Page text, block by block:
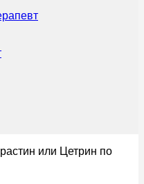
или Цетрин по